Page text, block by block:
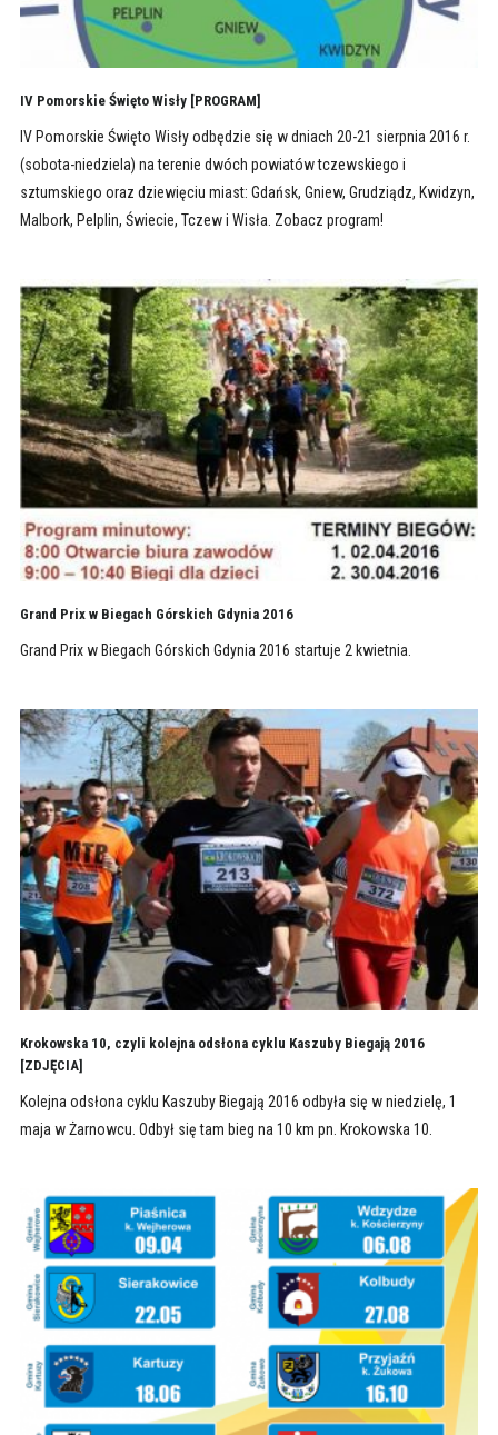
IV Pomorskie Święto Wisły [PROGRAM]
IV Pomorskie Święto Wisły odbędzie się w dniach 20-21 sierpnia 2016 r.
(sobota-niedziela) na terenie dwóch powiatów tczewskiego i
sztumskiego oraz dziewięciu miast: Gdańsk, Gniew, Grudziądz, Kwidzyn,
Malbork, Pelplin, Świecie, Tczew i Wisła. Zobacz program!
Grand Prix w Biegach Górskich Gdynia 2016
Grand Prix w Biegach Górskich Gdynia 2016 startuje 2 kwietnia.
Krokowska 10, czyli kolejna odsłona cyklu Kaszuby Biegają 2016
[ZDJĘCIA]
Kolejna odsłona cyklu Kaszuby Biegają 2016 odbyła się w niedzielę, 1
maja w Żarnowcu. Odbył się tam bieg na 10 km pn. Krokowska 10.